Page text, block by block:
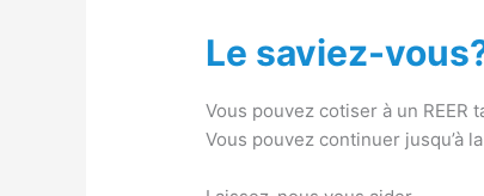
Le saviez-
Vous pouvez cotiser à un REER
Vous pouvez continuer jusqu’à